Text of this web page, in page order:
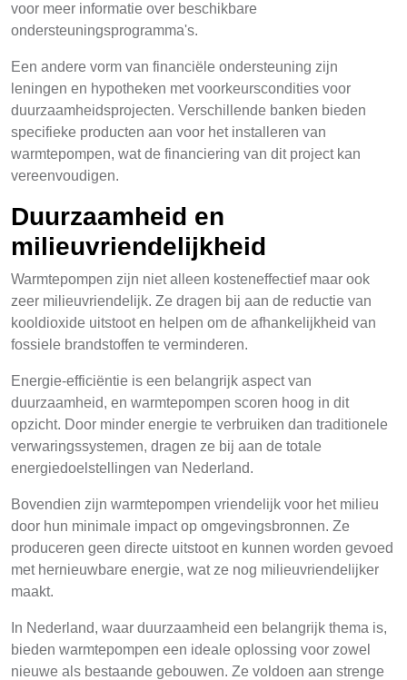
voor meer informatie over beschikbare
ondersteuningsprogramma's.
Een andere vorm van financiële ondersteuning zijn
leningen en hypotheken met voorkeurscondities voor
duurzaamheidsprojecten. Verschillende banken bieden
specifieke producten aan voor het installeren van
warmtepompen, wat de financiering van dit project kan
vereenvoudigen.
Duurzaamheid en
milieuvriendelijkheid
Warmtepompen zijn niet alleen kosteneffectief maar ook
zeer milieuvriendelijk. Ze dragen bij aan de reductie van
kooldioxide uitstoot en helpen om de afhankelijkheid van
fossiele brandstoffen te verminderen.
Energie-efficiëntie is een belangrijk aspect van
duurzaamheid, en warmtepompen scoren hoog in dit
opzicht. Door minder energie te verbruiken dan traditionele
verwaringssystemen, dragen ze bij aan de totale
energiedoelstellingen van Nederland.
Bovendien zijn warmtepompen vriendelijk voor het milieu
door hun minimale impact op omgevingsbronnen. Ze
produceren geen directe uitstoot en kunnen worden gevoed
met hernieuwbare energie, wat ze nog milieuvriendelijker
maakt.
In Nederland, waar duurzaamheid een belangrijk thema is,
bieden warmtepompen een ideale oplossing voor zowel
nieuwe als bestaande gebouwen. Ze voldoen aan strenge